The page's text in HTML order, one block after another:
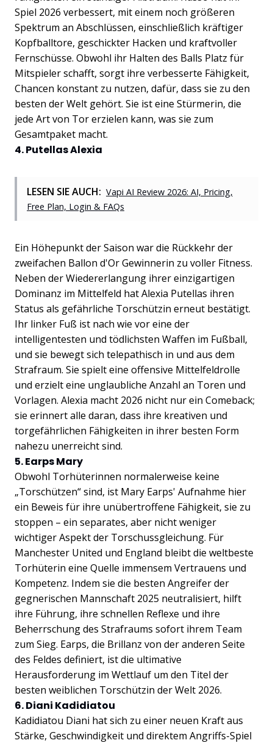
Spiel 2026 verbessert, mit einem noch größeren
Spektrum an Abschlüssen, einschließlich kräftiger
Kopfballtore, geschickter Hacken und kraftvoller
Fernschüsse. Obwohl ihr Halten des Balls Platz für
Mitspieler schafft, sorgt ihre verbesserte Fähigkeit,
Chancen konstant zu nutzen, dafür, dass sie zu den
besten der Welt gehört. Sie ist eine Stürmerin, die
jede Art von Tor erzielen kann, was sie zum
Gesamtpaket macht.
4. Putellas Alexia
LESEN SIE AUCH: Vapi AI Review 2026: AI, Pricing,
Free Plan, Login & FAQs
Ein Höhepunkt der Saison war die Rückkehr der
zweifachen Ballon d'Or Gewinnerin zu voller Fitness.
Neben der Wiedererlangung ihrer einzigartigen
Dominanz im Mittelfeld hat Alexia Putellas ihren
Status als gefährliche Torschützin erneut bestätigt.
Ihr linker Fuß ist nach wie vor eine der
intelligentesten und tödlichsten Waffen im Fußball,
und sie bewegt sich telepathisch in und aus dem
Strafraum. Sie spielt eine offensive Mittelfeldrolle
und erzielt eine unglaubliche Anzahl an Toren und
Vorlagen. Alexia macht 2026 nicht nur ein Comeback;
sie erinnert alle daran, dass ihre kreativen und
torgefährlichen Fähigkeiten in ihrer besten Form
nahezu unerreicht sind.
5. Earps Mary
Obwohl Torhüterinnen normalerweise keine
„Torschützen“ sind, ist Mary Earps' Aufnahme hier
ein Beweis für ihre unübertroffene Fähigkeit, sie zu
stoppen – ein separates, aber nicht weniger
wichtiger Aspekt der Torschussgleichung. Für
Manchester United und England bleibt die weltbeste
Torhüterin eine Quelle immensem Vertrauens und
Kompetenz. Indem sie die besten Angreifer der
gegnerischen Mannschaft 2025 neutralisiert, hilft
ihre Führung, ihre schnellen Reflexe und ihre
Beherrschung des Strafraums sofort ihrem Team
zum Sieg. Earps, die Brillanz von der anderen Seite
des Feldes definiert, ist die ultimative
Herausforderung im Wettlauf um den Titel der
besten weiblichen Torschützin der Welt 2026.
6. Diani Kadidiatou
Kadidiatou Diani hat sich zu einer neuen Kraft aus
Stärke, Geschwindigkeit und direktem Angriffs-Spiel